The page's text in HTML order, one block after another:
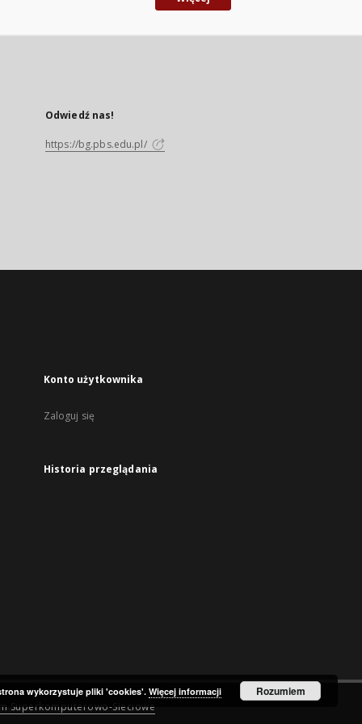
Odwiedź nas!
https://bg.pbs.edu.pl/
Konto użytkownika
Zaloguj się
Historia przeglądania
Superkomputerowo-Sieciowe
wykorzystuje pliki 'cookies'.Więcej informacji Rozumiem